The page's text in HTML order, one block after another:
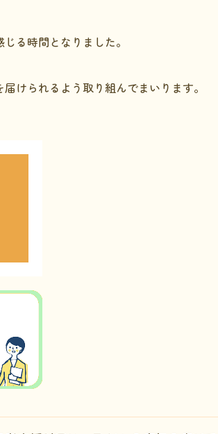
る時間となりました。
けられるよう取り組んでまいります。